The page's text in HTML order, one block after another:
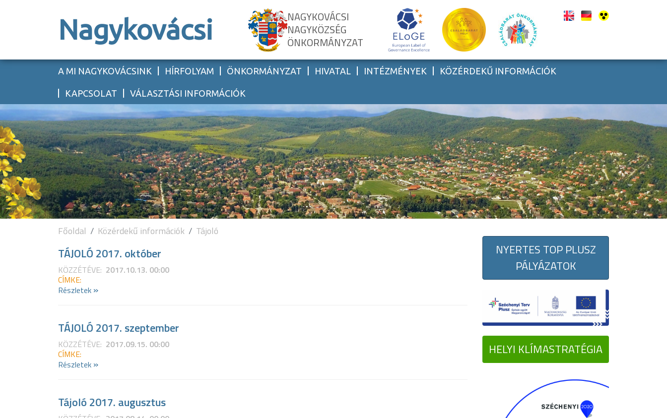
Nagykovácsi
NAGYKOVÁCSI
NAGYKÖZSÉG
ÖNKORMÁNYZAT
A MI NAGYKOVÁCSINK HÍRFOLYAM ÖNKORMÁNYZAT HIVATAL INTÉZMÉNYEK KÖZÉRDEKŰ INFORMÁCIÓK
KAPCSOLAT VÁLASZTÁSI INFORMÁCIÓK
Főoldal Közérdekű információk Tájoló
TÁJOLÓ 2017. október
KÖZZÉTÉVE: 2017.10.13. 00:00
CÍMKE:
Részletek »
TÁJOLÓ 2017. szeptember
KÖZZÉTÉVE: 2017.09.15. 00:00
CÍMKE:
Részletek »
Tájoló 2017. augusztus
NYERTES TOP PLUSZ
PÁLYÁZATOK
HELYI KLÍMASTRATÉGIA